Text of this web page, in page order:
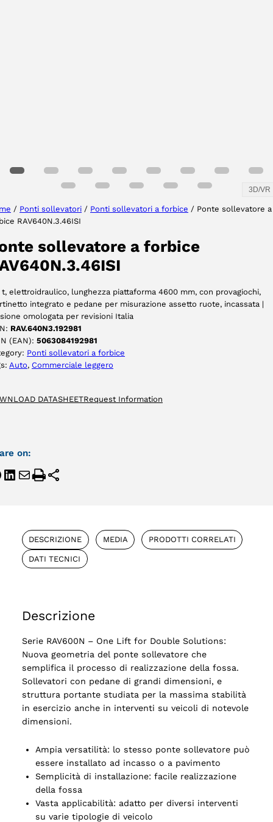
3D/VR
/ Ponti sollevatori / Ponti sollevatori a forbice / Ponte sollevatore a
RAV640N.3.46ISI
sollevatore a forbice
t, elettroidraulico, lunghezza piattaforma 4600 mm, con provagiochi,
integrato e pedane per misurazione assetto ruote, incassata |
omologata per revisioni Italia
RAV.640N3.192981
(EAN): 5063084192981
Ponti sollevatori a forbice
Auto, Commerciale leggero
DATASHEETRequest Information
on:
DESCRIZIONE MEDIA PRODOTTI CORRELATI
DATI TECNICI
Descrizione
Serie RAV600N – One Lift for Double Solutions:
Nuova geometria del ponte sollevatore che
semplifica il processo di realizzazione della fossa.
Sollevatori con pedane di grandi dimensioni, e
struttura portante studiata per la massima stabilità
in esercizio anche in interventi su veicoli di notevole
dimensioni.
Ampia versatilità: lo stesso ponte sollevatore può
essere installato ad incasso o a pavimento
Semplicità di installazione: facile realizzazione
della fossa
Vasta applicabilità: adatto per diversi interventi
su varie tipologie di veicolo